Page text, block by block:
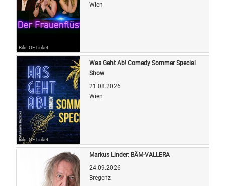
Bild: OETicket
Wien
Bild: OETicket
Was Geht Ab! Comedy Sommer Special
Show
21.08.2026
Wien
Markus Linder: BÄM-VALLERA
24.09.2026
Bregenz